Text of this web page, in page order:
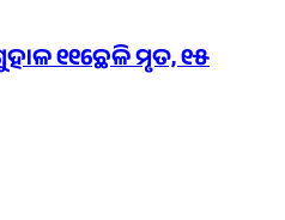
୧୧ଛେଳି ମୃତ, ୧୫